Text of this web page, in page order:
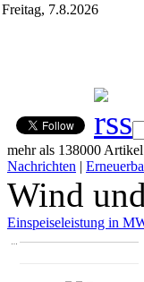
Freitag, 7.8.2026
mehr als 138000
Nachrichten |
Wind
Einspeiseleistung in
…